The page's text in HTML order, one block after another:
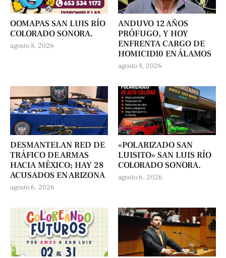
OOMAPAS SAN LUIS RÍO
COLORADO SONORA.
agosto 8, 2026
ANDUVO 12 AÑOS
PRÓFUGO, Y HOY
ENFRENTA CARGO DE
HOMICIDl0 EN ÁLAMOS
agosto 8, 2026
DESMANTELAN RED DE
TRÁFICO DE ARMAS
HACIA MÉXICO; HAY 28
ACUSADOS EN ARIZONA
agosto 6, 2026
«POLARIZADO SAN
LUISITO» SAN LUIS RÍO
COLORADO SONORA.
agosto 6, 2026